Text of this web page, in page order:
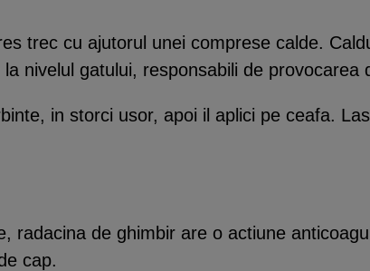
trec cu ajutorul unei comprese calde.
nivelul gatului, responsabili de provocarea
in storci usor, apoi il aplici pe ceafa.
radacina de ghimbir are o actiune
cap.